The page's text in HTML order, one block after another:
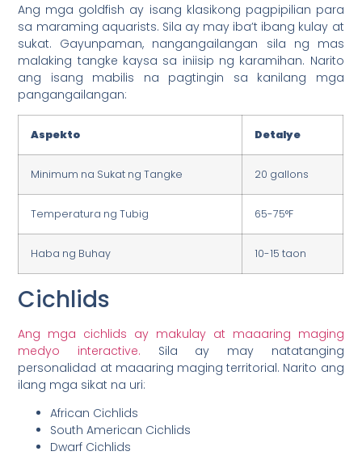
Ang mga goldfish ay isang klasikong pagpipilian para
sa maraming aquarists. Sila ay may iba’t ibang kulay at
sukat. Gayunpaman, nangangailangan sila ng mas
malaking tangke kaysa sa iniisip ng karamihan. Narito
ang isang mabilis na pagtingin sa kanilang mga
pangangailangan:
Aspekto Detalye
Minimum na Sukat ng Tangke 20 gallons
Temperatura ng Tubig 65-75°F
Haba ng Buhay 10-15 taon
Cichlids
Ang mga cichlids ay makulay at maaaring maging
medyo interactive. Sila ay may natatanging
personalidad at maaaring maging territorial. Narito ang
ilang mga sikat na uri:
African Cichlids
South American Cichlids
Dwarf Cichlids